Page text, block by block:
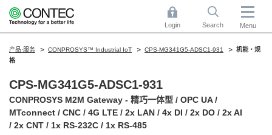
Login Search Menu
产品·服务 CONPROSYS™ Industrial IoT CPS-MG341G5-ADSC1-931
机能・规
格
CPS-MG341G5-ADSC1-931
CONPROSYS M2M Gateway - 精巧一体型 / OPC UA /
MTconnect / CNC / 4G LTE / 2x LAN / 4x DI / 2x DO / 2x AI
/ 2x CNT / 1x RS-232C / 1x RS-485